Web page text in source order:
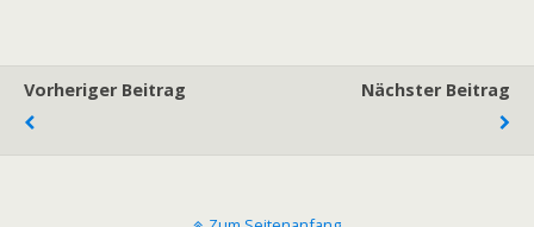
Vorheriger Beitrag Nächster Beitrag